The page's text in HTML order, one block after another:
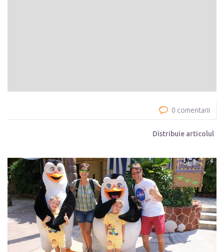
0 comentarii
Distribuie articolul